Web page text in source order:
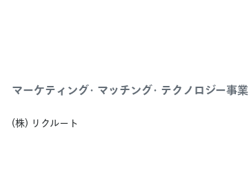
マーケティング・マッチング・テクノロジー事業
(株) リクルート